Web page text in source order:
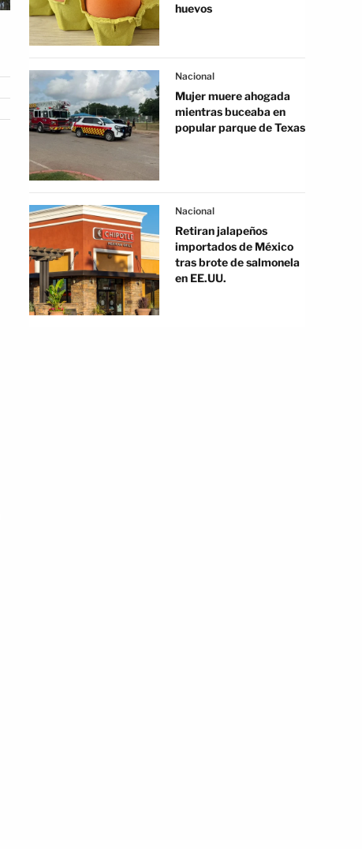
huevos
Nacional
Mujer muere ahogada
mientras buceaba en
popular parque de Texas
Nacional
Retiran jalapeños
importados de México
tras brote de salmonela
en EE.UU.